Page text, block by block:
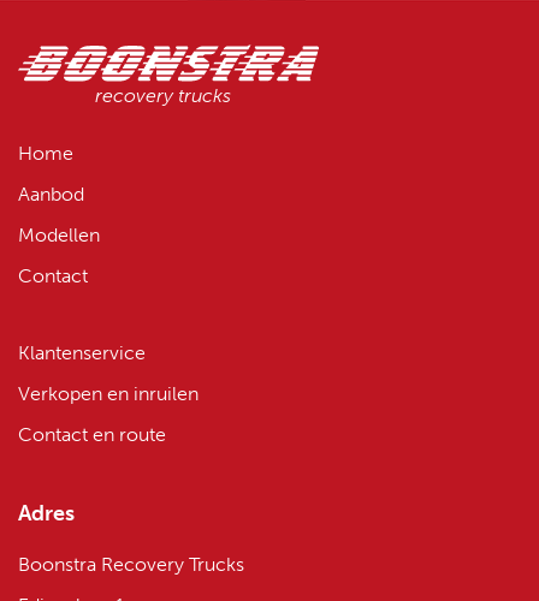
recovery trucks
Home
Aanbod
Modellen
Contact
Klantenservice
Verkopen en inruilen
Contact en route
Adres
Boonstra Recovery Trucks